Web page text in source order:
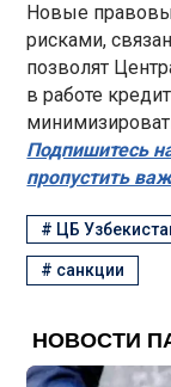
Новые
рисками,
позволят
в работе
Подпишитесь
пропустить
# ЦБ
# санкции